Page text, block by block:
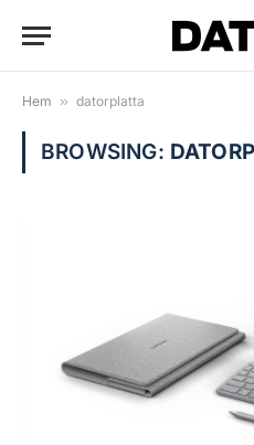
Hem » datorplatta
BROWSING: